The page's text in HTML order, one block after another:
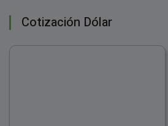
Cotización Dólar